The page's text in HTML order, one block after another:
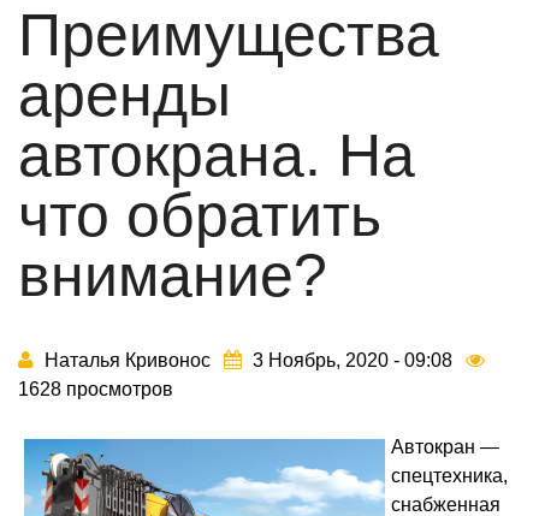
Преимущества
аренды
автокрана. На
что обратить
внимание?
Наталья Кривонос
3 Ноябрь, 2020 - 09:08
1628 просмотров
Автокран —
спецтехника,
снабженная